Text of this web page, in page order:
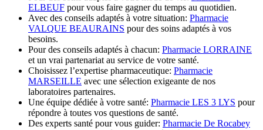
ELBEUF pour vous faire gagner du temps au quotidien.
Avec des conseils adaptés à votre situation: Pharmacie
VALQUE BEAURAINS pour des soins adaptés à vos
besoins.
Pour des conseils adaptés à chacun: Pharmacie LORRAINE
et un vrai partenariat au service de votre santé.
Choisissez l’expertise pharmaceutique: Pharmacie
MARSEILLE avec une sélection exigeante de nos
laboratoires partenaires.
Une équipe dédiée à votre santé: Pharmacie LES 3 LYS pour
répondre à toutes vos questions de santé.
Des experts santé pour vous guider: Pharmacie De Rocabey